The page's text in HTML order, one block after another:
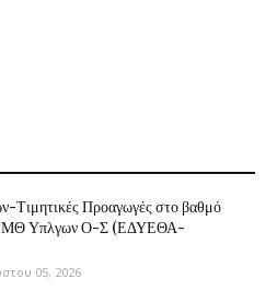
Τιμητικές Προαγωγές στο βαθμό
ΕΜΘ Υπλγων Ο-Σ (ΕΔΥΕΘΑ-
05, 2026